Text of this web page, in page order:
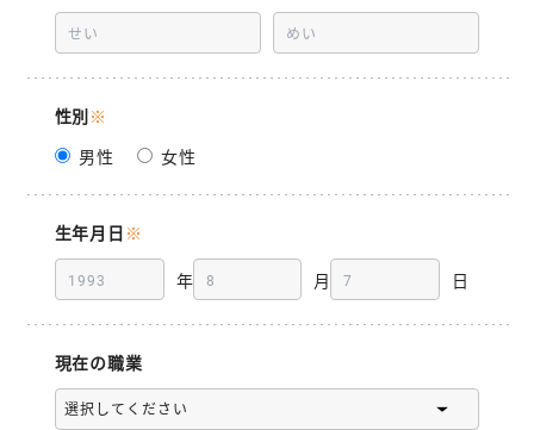
性別※
男性
女性
生年月日 ※
年
月 日
現在の職業